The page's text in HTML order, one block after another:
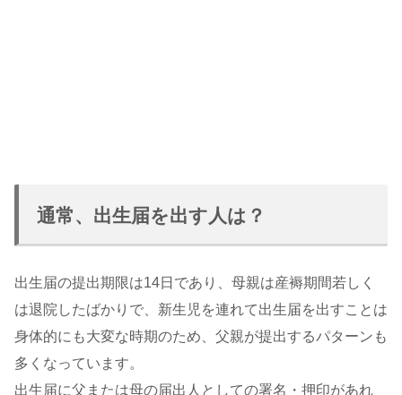
通常、出生届を出す人は？
出生届の提出期限は14日であり、母親は産褥期間若しく
は退院したばかりで、新生児を連れて出生届を出すことは
身体的にも大変な時期のため、父親が提出するパターンも
多くなっています。
出生届に父または母の届出人としての署名・押印があれ